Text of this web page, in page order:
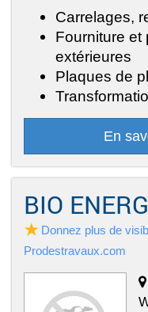
Carrelages,
Fourniture et
extérieures
Plaques de
En
BIO
Donnez plus de
Prodestravaux.com